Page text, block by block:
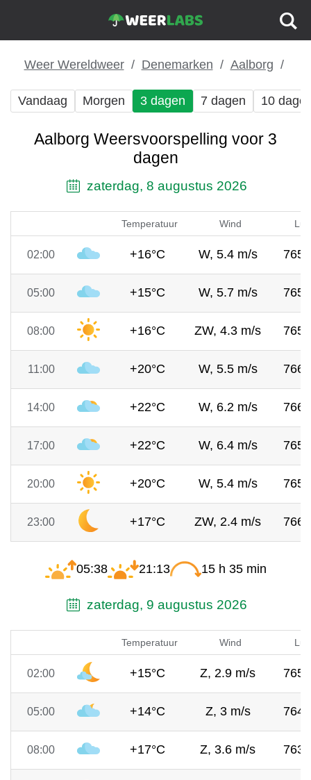
Weer Wereldweer Denemarken Aalborg
Vandaag Morgen 3 dagen 7 dagen 10
Aalborg Weersvoorspelling voor 3
dagen
zaterdag, 8 augustus 2026
Temperatuur Wind
02:00 +16°C W, 5.4 m/s 765
05:00 +15°C W, 5.7 m/s 765
08:00 +16°C ZW, 4.3 m/s 765
11:00 +20°C W, 5.5 m/s 766
14:00 +22°C W, 6.2 m/s 766
17:00 +22°C W, 6.4 m/s 765
20:00 +20°C W, 5.4 m/s 765
23:00 +17°C ZW, 2.4 m/s 766
05:38 21:13 15 h 35 min
zaterdag, 9 augustus 2026
Temperatuur Wind
02:00 +15°C Z, 2.9 m/s 765
05:00 +14°C Z, 3 m/s 764
08:00 +17°C Z, 3.6 m/s 763